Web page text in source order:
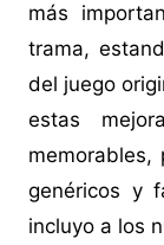
más
trama,
del juego
estas
memorables,
genéricos y
incluyo a los